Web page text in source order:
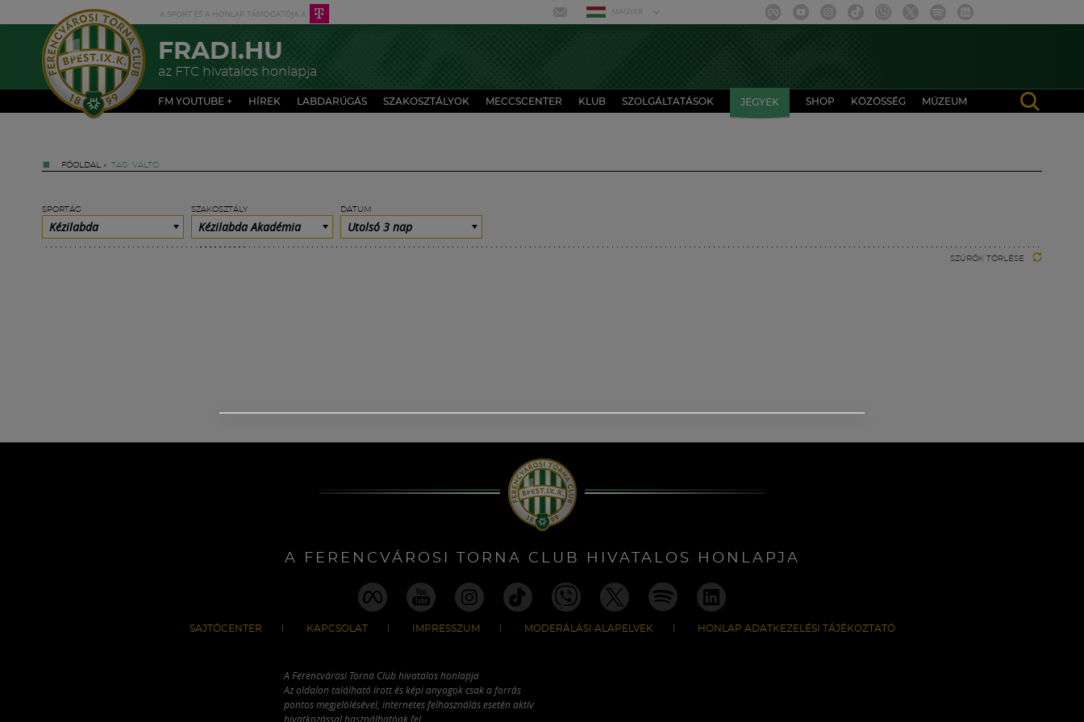
MAGYAR
FRADI.HU
az FTC hivatalos honlapja
FM YOUTUBE + HÍREK LABDARÚGÁS SZAKOSZTÁLYOK MECCSCENTER KLUB SZOLGÁLTATÁSOK JEGYEK SHOP KÖZÖSSÉG MÚZEUM
FŐOLDAL » TAG: VÁLTÓ
SPORTÁG
Kézilabda
SZAKOSZTÁLY
Kézilabda Akadémia
DÁTUM
Utolsó 3 nap
SZŰRŐK TÖRLÉSE
A FERENCVÁROSI TORNA CLUB HIVATALOS HONLAPJA
SAJTÓCENTER KAPCSOLAT IMPRESSZUM MODERÁLÁSI ALAPELVEK HONLAP ADATKEZELÉSI TÁJÉKOZTATÓ
A Ferencvárosi Torna Club hivatalos honlapja
Az oldalon található írott és képi anyagok csak a forrás
pontos megjelölésével, internetes felhasználás esetén aktív
hivatkozással használhatóak fel.